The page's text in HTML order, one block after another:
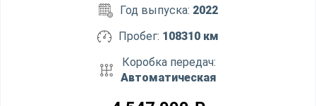
Год выпуска: 2022
Пробег: 108310 км
Коробка передач:
Автоматическая